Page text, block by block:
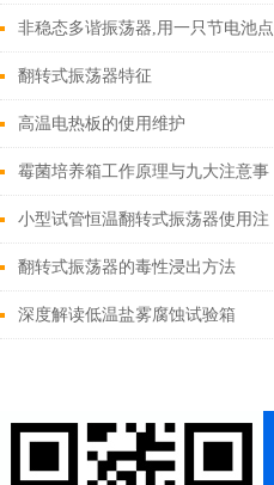
非稳态多谐振荡器,用一只节电池点
亮LED
翻转式振荡器特征
高温电热板的使用维护
霉菌培养箱工作原理与九大注意事
项
小型试管恒温翻转式振荡器使用注
意事项和特征​
翻转式振荡器的毒性浸出方法
深度解读低温盐雾腐蚀试验箱